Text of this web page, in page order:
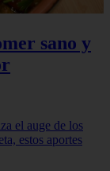
sano y